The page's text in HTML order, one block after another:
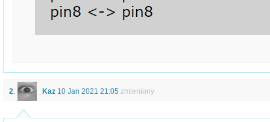
2: Kaz 10 Jan 2021 21:05 zmieniony